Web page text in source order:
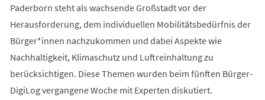
Paderborn steht als wachsende Großstadt vor der
Herausforderung, dem individuellen Mobilitätsbedürfnis der
Bürger*innen nachzukommen und dabei Aspekte wie
Nachhaltigkeit, Klimaschutz und Luftreinhaltung zu
berücksichtigen. Diese Themen wurden beim fünften Bürger-
DigiLog vergangene Woche mit Experten diskutiert.